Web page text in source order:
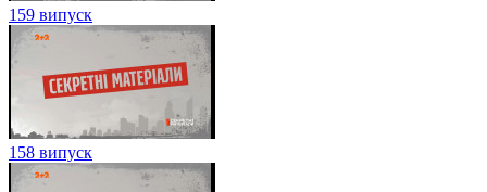
159 випуск
158 випуск